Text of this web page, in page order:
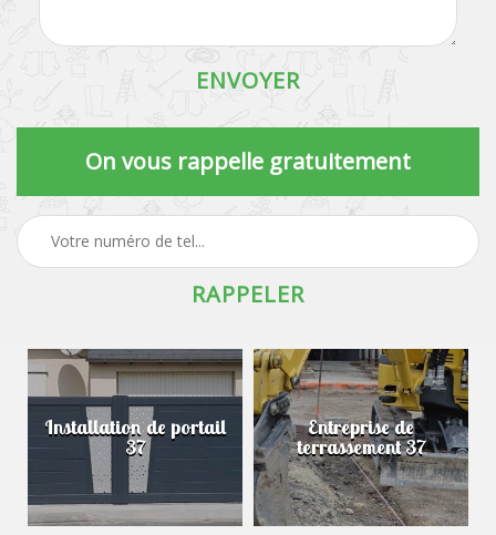
On vous rappelle gratuitement
Installation de portail
37
Entreprise de
terrassement 37